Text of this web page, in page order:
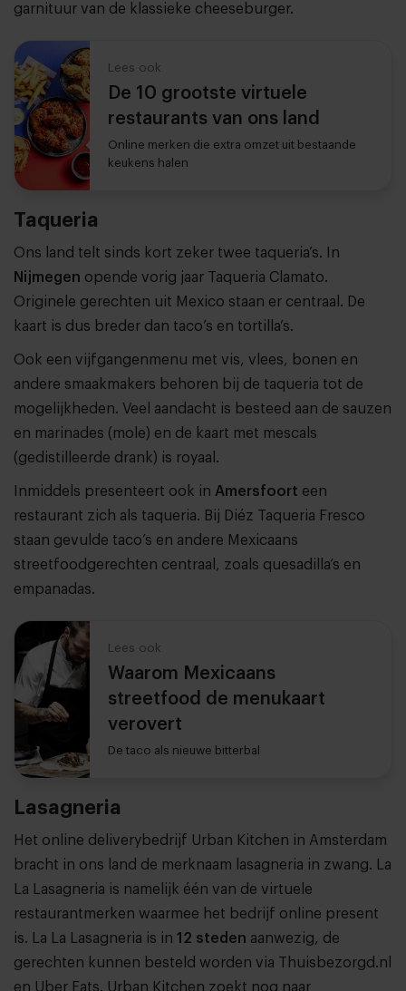
garnituur van de klassieke cheeseburger.
Lees ook
De 10 grootste virtuele
restaurants van ons land
Online merken die extra omzet uit bestaande
keukens halen
Taqueria
Ons land telt sinds kort zeker twee taqueria’s. In
Nijmegen opende vorig jaar Taqueria Clamato.
Originele gerechten uit Mexico staan er centraal. De
kaart is dus breder dan taco’s en tortilla’s.
Ook een vijfgangenmenu met vis, vlees, bonen en
andere smaakmakers behoren bij de taqueria tot de
mogelijkheden. Veel aandacht is besteed aan de sauzen
en marinades (mole) en de kaart met mescals
(gedistilleerde drank) is royaal.
Inmiddels presenteert ook in Amersfoort een
restaurant zich als taqueria. Bij Diéz Taqueria Fresco
staan gevulde taco’s en andere Mexicaans
streetfoodgerechten centraal, zoals quesadilla’s en
empanadas.
Lees ook
Waarom Mexicaans
streetfood de menukaart
verovert
De taco als nieuwe bitterbal
Lasagneria
Het online deliverybedrijf Urban Kitchen in Amsterdam
bracht in ons land de merknaam lasagneria in zwang. La
La Lasagneria is namelijk één van de virtuele
restaurantmerken waarmee het bedrijf online present
is. La La Lasagneria is in 12 steden aanwezig, de
gerechten kunnen besteld worden via Thuisbezorgd.nl
en Uber Eats. Urban Kitchen zoekt nog naar